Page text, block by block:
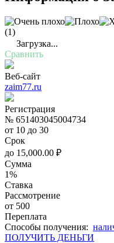
(1)
Загрузка...
Сравнить
Веб-сайт
zaim77.ru
Регистрация
№ 651403045004734
от 10 до 30
Срок
до 15,000.00 ₽
Сумма
1%
Ставка
Рассмотрение
от 500
Переплата
Cпособы получения:
ПОЛУЧИТЬ ДЕНЬГИ